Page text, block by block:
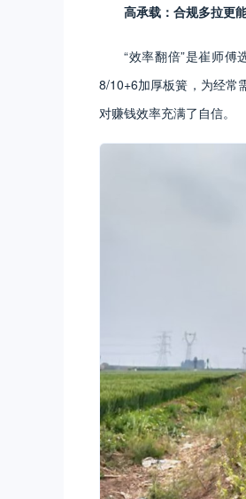
高承载：合规多拉更
“效率翻倍”是崔师傅
8/10+6加厚板簧，为经常
对赚钱效率充满了自信。